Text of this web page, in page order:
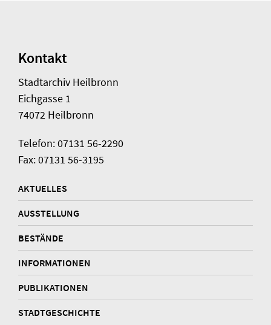
Kontakt
Stadtarchiv Heilbronn
Eichgasse 1
74072 Heilbronn
Telefon: 07131 56-2290
Fax: 07131 56-3195
AKTUELLES
AUSSTELLUNG
BESTÄNDE
INFORMATIONEN
PUBLIKATIONEN
STADTGESCHICHTE